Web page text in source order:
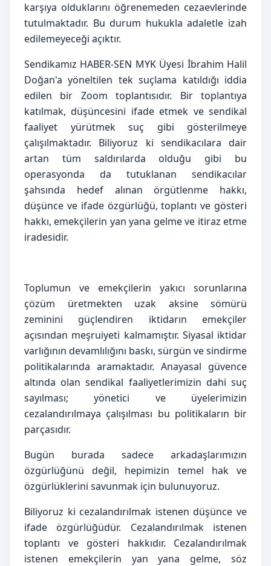
karşıya olduklarını öğrenemeden cezaevlerinde
tutulmaktadır. Bu durum hukukla adaletle izah
edilemeyeceği açıktır.
Sendikamız HABER-SEN MYK Üyesi İbrahim Halil
Doğan'a yöneltilen tek suçlama katıldığı iddia
edilen bir Zoom toplantısıdır. Bir toplantıya
katılmak, düşüncesini ifade etmek ve sendikal
faaliyet yürütmek suç gibi gösterilmeye
çalışılmaktadır. Biliyoruz ki sendikacılara dair
artan tüm saldırılarda olduğu gibi bu
operasyonda da tutuklanan sendikacılar
şahsında hedef alınan örgütlenme hakkı,
düşünce ve ifade özgürlüğü, toplantı ve gösteri
hakkı, emekçilerin yan yana gelme ve itiraz etme
iradesidir.
Toplumun ve emekçilerin yakıcı sorunlarına
çözüm üretmekten uzak aksine sömürü
zeminini güçlendiren iktidarın emekçiler
açısından meşruiyeti kalmamıştır. Siyasal iktidar
varlığının devamlılığını baskı, sürgün ve sindirme
politikalarında aramaktadır. Anayasal güvence
altında olan sendikal faaliyetlerimizin dahi suç
sayılması; yönetici ve üyelerimizin
cezalandırılmaya çalışılması bu politikaların bir
parçasıdır.
Bugün burada sadece arkadaşlarımızın
özgürlüğünü değil, hepimizin temel hak ve
özgürlüklerini savunmak için bulunuyoruz.
Biliyoruz ki cezalandırılmak istenen düşünce ve
ifade özgürlüğüdür. Cezalandırılmak istenen
toplantı ve gösteri hakkıdır. Cezalandırılmak
istenen emekçilerin yan yana gelme, söz